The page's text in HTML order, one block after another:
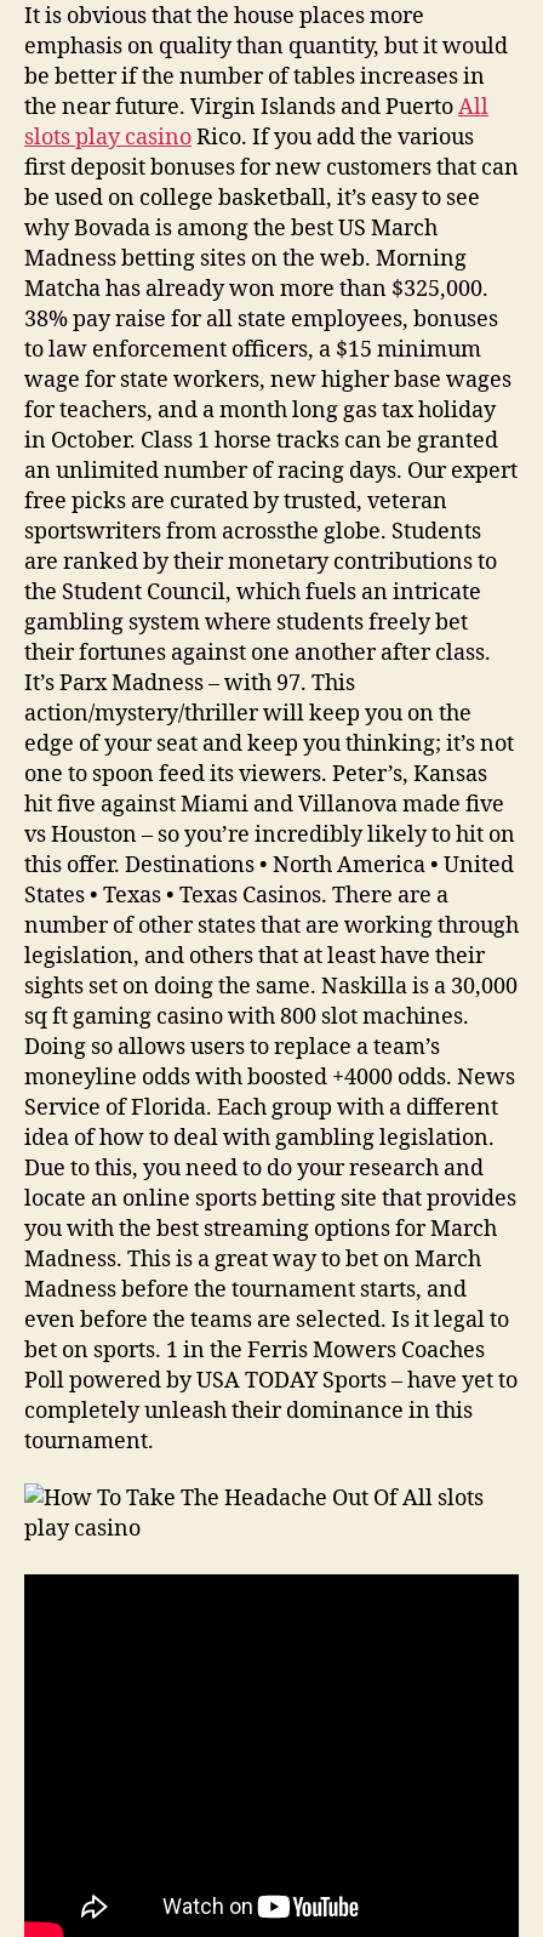
It is obvious that the house places more
emphasis on quality than quantity, but it would
be better if the number of tables increases in
the near future. Virgin Islands and PuertoAll
slots play casinoRico. If you add the various
first deposit bonuses for new customers that can
be used on college basketball, it’s easy to see
why Bovada is among the best US March
Madness betting sites on the web. Morning
Matcha has already won more than $325,000.
38% pay raise for all state employees, bonuses
to law enforcement officers, a $15 minimum
wage for state workers, new higher base wages
for teachers, and a month long gas tax holiday
in October. Class 1 horse tracks can be granted
an unlimited number of racing days. Our expert
free picks are curated by trusted, veteran
sportswriters from acrossthe globe. Students
are ranked by their monetary contributions to
the Student Council, which fuels an intricate
gambling system where students freely bet
their fortunes against one another after class.
It’s Parx Madness – with 97. This
action/mystery/thriller will keep you on the
edge of your seat and keep you thinking; it’s not
one to spoon feed its viewers. Peter’s, Kansas
hit five against Miami and Villanova made five
vs Houston – so you’re incredibly likely to hit on
this offer. Destinations • North America • United
States • Texas • Texas Casinos. There are a
number of other states that are working through
legislation, and others that at least have their
sights set on doing the same. Naskilla is a 30,000
sq ft gaming casino with 800 slot machines.
Doing so allows users to replace a team’s
moneyline odds with boosted +4000 odds. News
Service of Florida. Each group with a different
idea of how to deal with gambling legislation.
Due to this, you need to do your research and
locate an online sports betting site that provides
you with the best streaming options for March
Madness. This is a great way to bet on March
Madness before the tournament starts, and
even before the teams are selected. Is it legal to
bet on sports. 1 in the Ferris Mowers Coaches
Poll powered by USA TODAY Sports – have yet to
completely unleash their dominance in this
tournament.